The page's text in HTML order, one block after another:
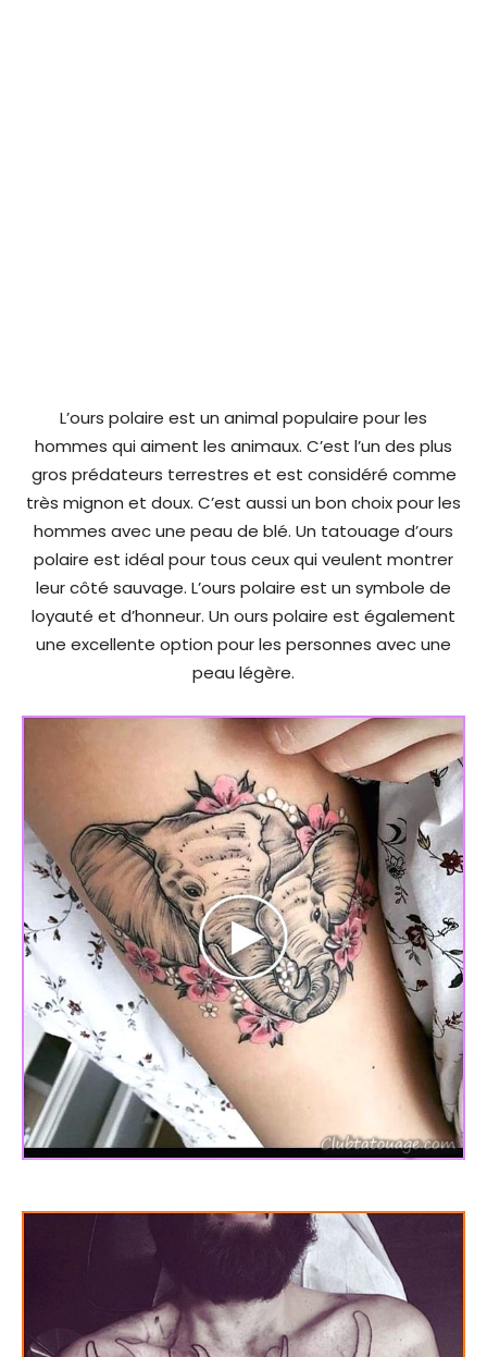
L’ours polaire est un animal populaire pour les
hommes qui aiment les animaux. C’est l’un des plus
gros prédateurs terrestres et est considéré comme
très mignon et doux. C’est aussi un bon choix pour les
hommes avec une peau de blé. Un tatouage d’ours
polaire est idéal pour tous ceux qui veulent montrer
leur côté sauvage. L’ours polaire est un symbole de
loyauté et d’honneur. Un ours polaire est également
une excellente option pour les personnes avec une
peau légère.